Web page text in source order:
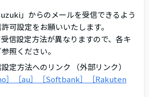
」からのメールを受信できるよう
可設定をお願いいたします。
信設定方法が異なりますので、各キ
照ください。
定方法へのリンク （外部リンク）
］ ［au］ ［Softbank］
［Rakuten